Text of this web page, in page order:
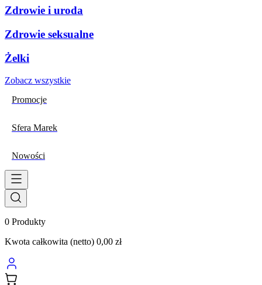
Zdrowie i uroda
Zdrowie seksualne
Żelki
Zobacz wszystkie
Promocje
Sfera Marek
Nowości
0 Produkty
Kwota całkowita (netto) 0,00 zł